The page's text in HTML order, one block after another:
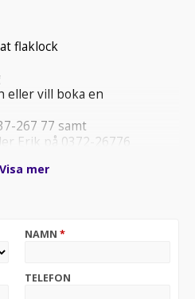
flaklock
eller vill boka en
267 77 samt
Erik på 0372-26776
service.
mer
NAMN *
TELEFON